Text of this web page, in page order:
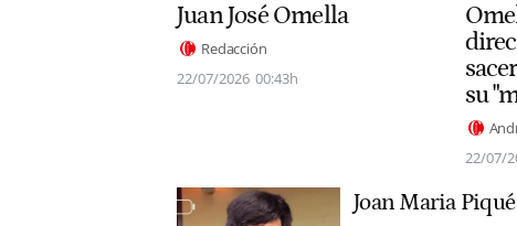
Juan José Omella
Redacción
22/07/2026 00:43h
su
22/07/
Joan Maria Piqué